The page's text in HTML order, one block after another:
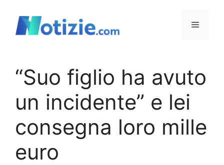
contenuto
Menu
“Suo figlio ha avuto
un incidente” e lei
consegna loro mille
euro